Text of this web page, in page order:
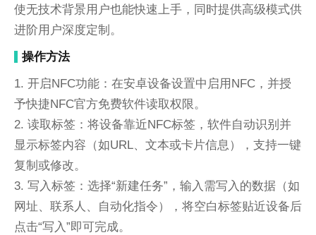
使无技术背景用户也能快速上手，同时提供高级模式供
进阶用户深度定制。
操作方法
1. 开启NFC功能：在安卓设备设置中启用NFC，并授
予快捷NFC官方免费软件读取权限。
2. 读取标签：将设备靠近NFC标签，软件自动识别并
显示标签内容（如URL、文本或卡片信息），支持一键
复制或修改。
3. 写入标签：选择“新建任务”，输入需写入的数据（如
网址、联系人、自动化指令），将空白标签贴近设备后
点击“写入”即可完成。